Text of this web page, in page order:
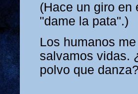
(Hace un giro en
"dame la pata".)
Los humanos
salvamos vidas.
polvo que danza?